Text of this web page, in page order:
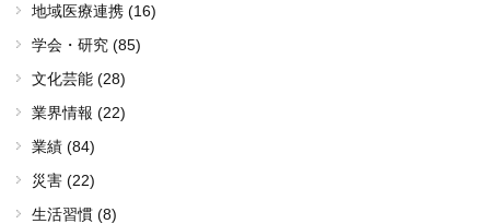
地域医療連携 (16)
学会・研究 (85)
文化芸能 (28)
業界情報 (22)
業績 (84)
災害 (22)
生活習慣 (8)